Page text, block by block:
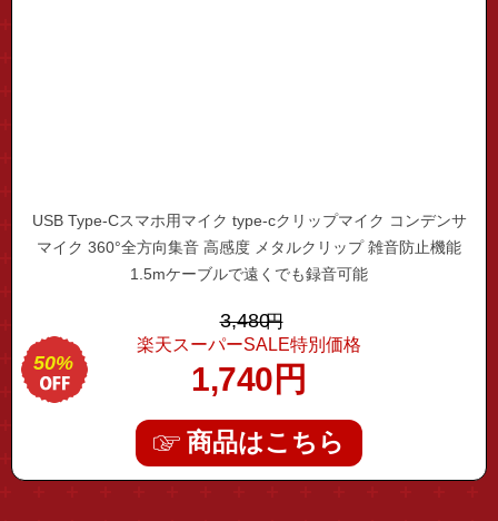
USB Type-Cスマホ用マイク type-cクリップマイク コンデンサ
マイク 360°全方向集音 高感度 メタルクリップ 雑音防止機能
1.5mケーブルで遠くでも録音可能
3,480円
楽天スーパーSALE特別価格
1,740 円
50%
商品はこちら